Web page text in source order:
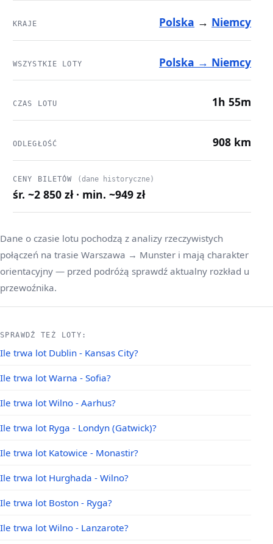
KRAJE Polska → Niemcy
WSZYSTKIE LOTY Polska → Niemcy
CZAS LOTU 1h 55m
ODLEGŁOŚĆ 908 km
CENY BILETÓW (dane historyczne)
śr. ~2 850 zł · min. ~949 zł
Dane o czasie lotu pochodzą z analizy rzeczywistych
połączeń na trasie Warszawa → Munster i mają charakter
orientacyjny — przed podróżą sprawdź aktualny rozkład u
przewoźnika.
SPRAWDŹ TEŻ LOTY:
Ile trwa lot Dublin - Kansas City?
Ile trwa lot Warna - Sofia?
Ile trwa lot Wilno - Aarhus?
Ile trwa lot Ryga - Londyn (Gatwick)?
Ile trwa lot Katowice - Monastir?
Ile trwa lot Hurghada - Wilno?
Ile trwa lot Boston - Ryga?
Ile trwa lot Wilno - Lanzarote?